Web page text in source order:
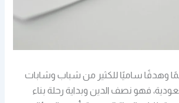
وهدفًا ساميًا للكثير من شباب وشابات
فهو نصف الدين وبداية رحلة بناء